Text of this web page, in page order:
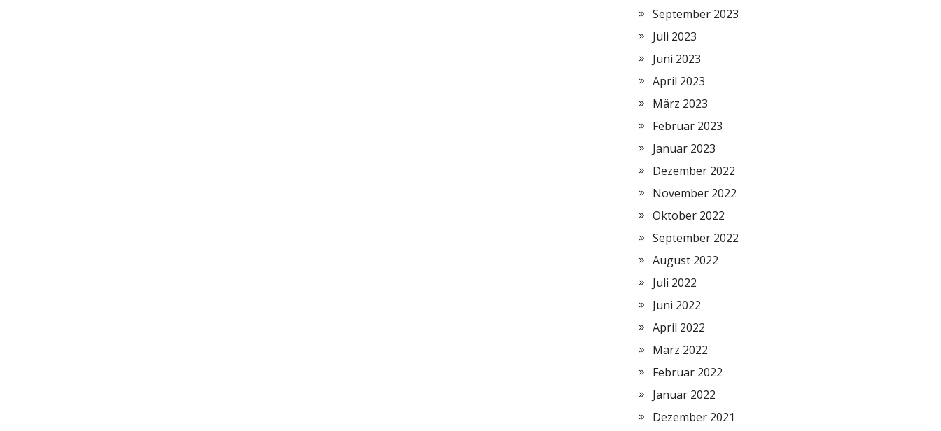
September 2023
Juli 2023
Juni 2023
April 2023
März 2023
Februar 2023
Januar 2023
Dezember 2022
November 2022
Oktober 2022
September 2022
August 2022
Juli 2022
Juni 2022
April 2022
März 2022
Februar 2022
Januar 2022
Dezember 2021